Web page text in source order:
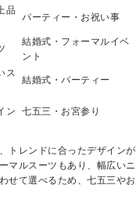
品
パーティー・お祝い事
結婚式・フォーマルイベ
ント
ス
結婚式・パーティー
ン 七五三・お宮参り
トレンドに合ったデザインが
マルスーツもあり、幅広いニ
せて選べるため、七五三やお